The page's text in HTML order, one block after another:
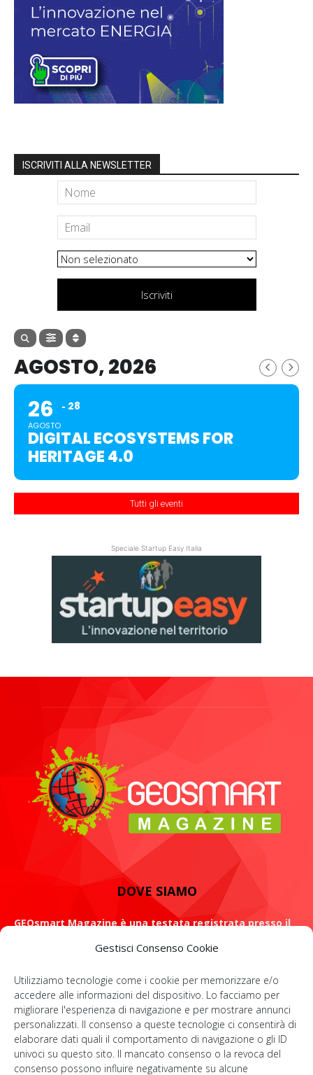
Gestisci Consenso Cookie
Utilizziamo tecnologie come i cookie per memorizzare e/o
accedere alle informazioni del dispositivo. Lo facciamo per
migliorare l'esperienza di navigazione e per mostrare annunci
personalizzati. Il consenso a queste tecnologie ci consentirà di
elaborare dati quali il comportamento di navigazione o gli ID
univoci su questo sito. Il mancato consenso o la revoca del
consenso possono influire negativamente su alcune
ISCRIVITI ALLA NEWSLETTER
Iscriviti
AGOSTO, 2026
26
AGOSTO
28
DIGITAL ECOSYSTEMS FOR
HERITAGE 4.0
Tutti gli eventi
Speciale Startup Easy Italia
DOVE SIAMO
GEOsmart Magazine è una testata registrata presso il
ROMA: Via Casilina 98, 00182
Contattaci:info@geosmartmagazine.it
SOCIAL